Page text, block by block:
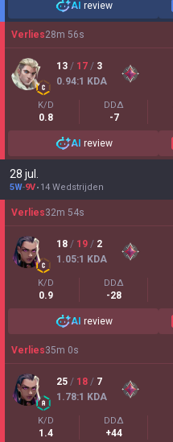
AI review
Verlies28m 56s
13 / 17 / 3
0.94:1 KDA
K/D
0.8
DDΔ
-7
AI review
28 jul.
5W-9V 14 Wedstrijden
Verlies32m 54s
18 / 19 / 2
1.05:1 KDA
K/D
0.9
DDΔ
-28
AI review
Verlies35m 0s
25 / 18 / 7
1.78:1 KDA
K/D
1.4
DDΔ
+44